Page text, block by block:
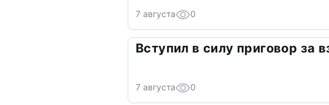
7 августа 0
Вступил в силу приговор за
7 августа 0